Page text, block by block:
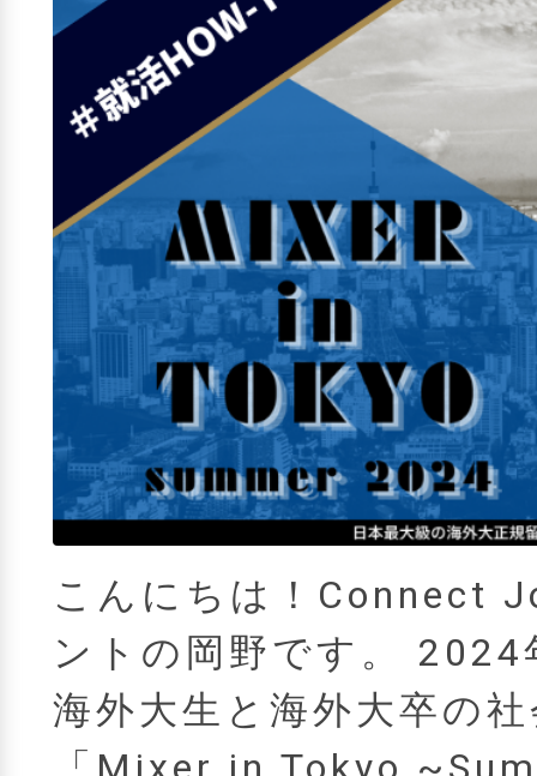
こんにちは！Connect
ントの岡野です。
海外大生と海外大卒の